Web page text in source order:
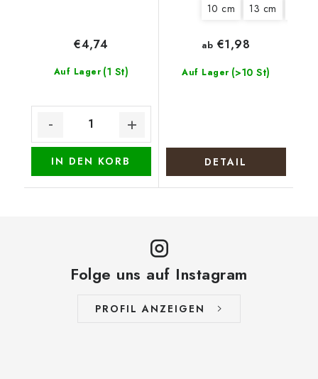
Auf Lager (1 St)
€4,74
IN DEN KORB
10 cm 13 cm
Auf Lager (>10 St)
ab €1,98
DETAIL
Folge uns auf Instagram
PROFIL ANZEIGEN